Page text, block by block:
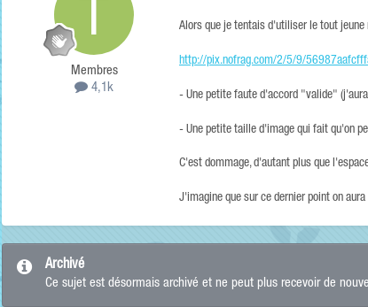
Membres
4,1k
Alors que je tentais d'utiliser le tout
http://pix.nofrag.com/2/5/9/
- Une petite faute d'accord "valide"
- Une petite taille d'image qui fait qu'on
C'est dommage, d'autant plus que
J'imagine que sur ce dernier point on
Archivé
Ce sujet est désormais archivé et ne peut plus recevoir de